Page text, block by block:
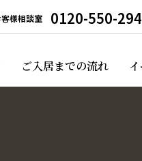
客様相談室 0120-550-294
ご入居までの流れ